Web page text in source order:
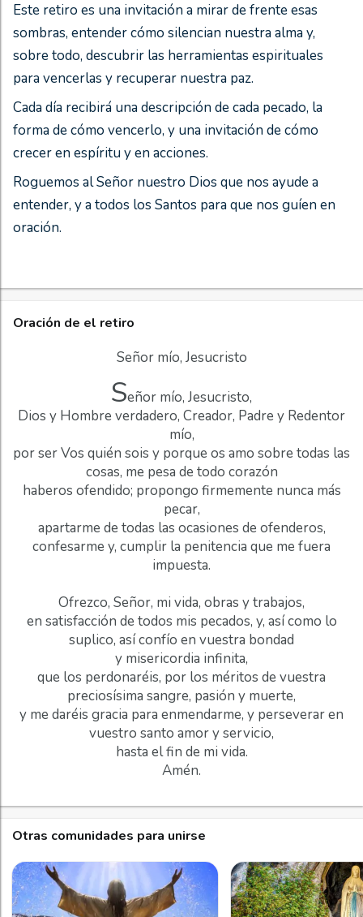
Este retiro es una invitación a mirar de frente esas
sombras, entender cómo silencian nuestra alma y,
sobre todo, descubrir las herramientas espirituales
para vencerlas y recuperar nuestra paz.
Cada día recibirá una descripción de cada pecado, la
forma de cómo vencerlo, y una invitación de cómo
crecer en espíritu y en acciones.
Roguemos al Señor nuestro Dios que nos ayude a
entender, y a todos los Santos para que nos guíen en
oración.
Oración de el retiro
Señor mío, Jesucristo
Señor mío, Jesucristo,
Dios y Hombre verdadero, Creador, Padre y Redentor
mío,
por ser Vos quién sois y porque os amo sobre todas las
cosas, me pesa de todo corazón
haberos ofendido; propongo firmemente nunca más
pecar,
apartarme de todas las ocasiones de ofenderos,
confesarme y, cumplir la penitencia que me fuera
impuesta.
Ofrezco, Señor, mi vida, obras y trabajos,
en satisfacción de todos mis pecados, y, así como lo
suplico, así confío en vuestra bondad
y misericordia infinita,
que los perdonaréis, por los méritos de vuestra
preciosísima sangre, pasión y muerte,
y me daréis gracia para enmendarme, y perseverar en
vuestro santo amor y servicio,
hasta el fin de mi vida.
Amén.
Otras comunidades para unirse